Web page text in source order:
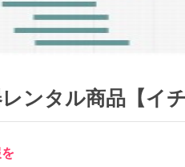
ンタル商品【イチ